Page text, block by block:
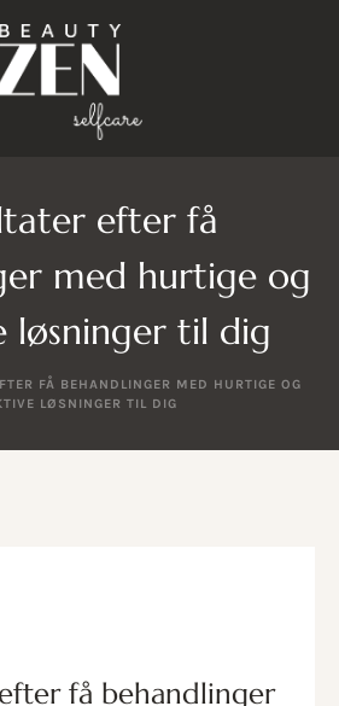
efter få
med hurtige og
løsninger til dig
FÅ BEHANDLINGER MED HURTIGE OG
LØSNINGER TIL DIG